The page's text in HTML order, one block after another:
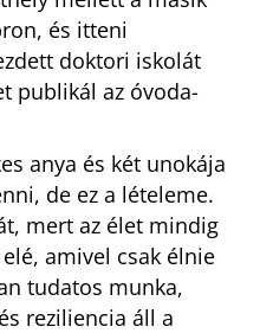
és itteni
doktori iskolát
publikál az óvoda-
anya és két unokája
de ez a lételeme.
mert az élet mindig
amivel csak élnie
tudatos munka,
reziliencia áll a